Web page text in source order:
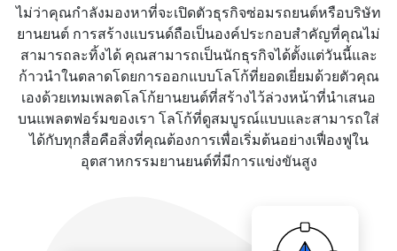
ไม่ว่าคุณกำลังมองหาที่จะเปิดตัวธุรกิจซ่อมรถยนต์หรือบริษัท
ยานยนต์ การสร้างแบรนด์ถือเป็นองค์ประกอบสำคัญที่คุณไม่
สามารถละทิ้งได้ คุณสามารถเป็นนักธุรกิจได้ตั้งแต่วันนี้และ
ก้าวนำในตลาดโดยการออกแบบโลโก้ที่ยอดเยี่ยมด้วยตัวคุณ
เองด้วยเทมเพลตโลโก้ยานยนต์ที่สร้างไว้ล่วงหน้าที่นำเสนอ
บนแพลตฟอร์มของเรา โลโก้ที่ดูสมบูรณ์แบบและสามารถใส่
ได้กับทุกสื่อคือสิ่งที่คุณต้องการเพื่อเริ่มต้นอย่างเฟื่องฟูใน
อุตสาหกรรมยานยนต์ที่มีการแข่งขันสูง